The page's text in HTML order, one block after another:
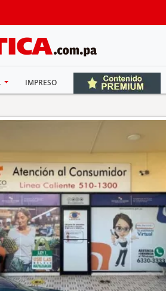
IMPRESO